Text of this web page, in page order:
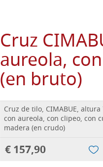
Cruz
aureola,
(en bruto)
Cruz de tilo, CIMABUE,
con aureola, con clipeo, con
madera (en crudo)
€ 157,90